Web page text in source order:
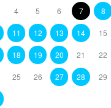
4 5 6 7 8
11 12 13 14 15
18 19 20 21 22
25 26 27 28 29